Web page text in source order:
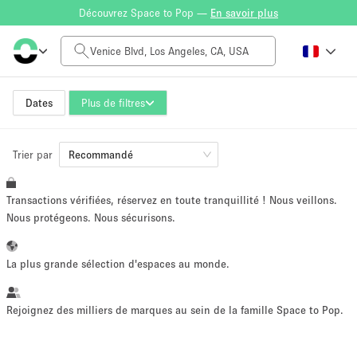
Découvrez Space to Pop — En savoir plus
Dates Plus de filtres
Tarif à la journée
$0
Taille de l'espace
~ 13 personnes
Trier par Recommandé
Transactions vérifiées, réservez en toute tranquillité ! Nous veillons.
Nous protégeons. Nous sécurisons.
La plus grande sélection d'espaces au monde.
Rejoignez des milliers de marques au sein de la famille Space to Pop.